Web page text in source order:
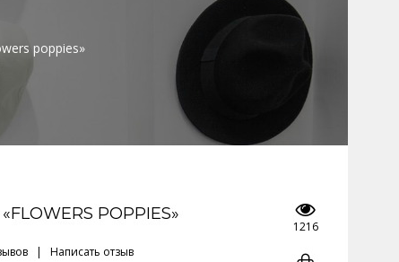
poppies»
POPPIES»
| Написать отзыв
1216